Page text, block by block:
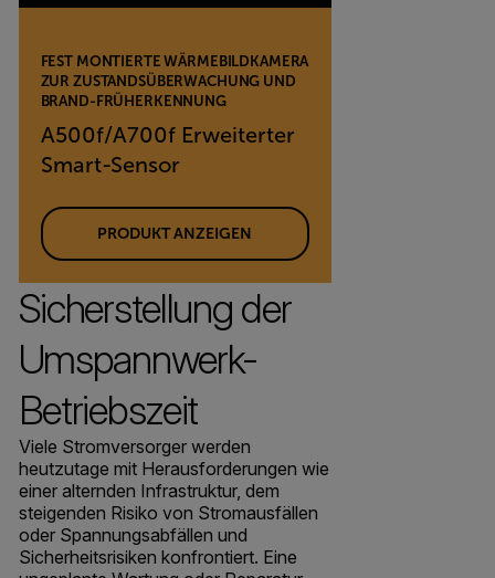
FEST MONTIERTE WÄRMEBILDKAMERA
ZUR ZUSTANDSÜBERWACHUNG UND
BRAND-FRÜHERKENNUNG
A500f/A700f Erweiterter
Smart-Sensor
PRODUKT ANZEIGEN
Sicherstellung der
Umspannwerk-
Betriebszeit
Viele Stromversorger werden
heutzutage mit Herausforderungen wie
einer alternden Infrastruktur, dem
steigenden Risiko von Stromausfällen
oder Spannungsabfällen und
Sicherheitsrisiken konfrontiert. Eine